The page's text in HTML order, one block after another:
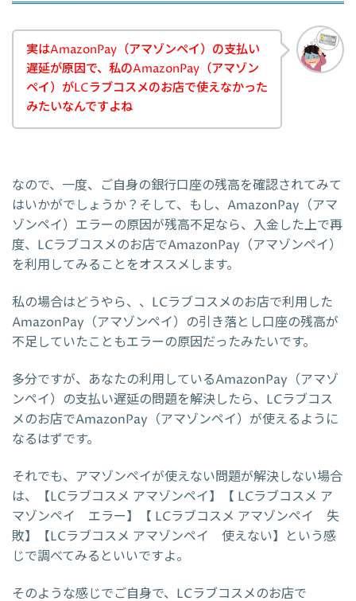
実はAmazonPay（アマゾンペイ）の支払い
遅延が原因で、私のAmazonPay（アマゾン
ペイ）がLCラブコスメのお店で使えなかった
みたいなんですよね
なので、一度、ご自身の銀行口座の残高を確認されてみて
はいかがでしょうか？そして、もし、AmazonPay（アマ
ゾンペイ）エラーの原因が残高不足なら、入金した上で再
度、LCラブコスメのお店でAmazonPay（アマゾンペイ）
を利用してみることをオススメします。
私の場合はどうやら、、LCラブコスメのお店で利用した
AmazonPay（アマゾンペイ）の引き落とし口座の残高が
不足していたこともエラーの原因だったみたいです。
多分ですが、あなたの利用しているAmazonPay（アマゾ
ンペイ）の支払い遅延の問題を解決したら、LCラブコス
メのお店でAmazonPay（アマゾンペイ）が使えるように
なるはずです。
それでも、アマゾンペイが使えない問題が解決しない場合
は、【LCラブコスメ アマゾンペイ】【 LCラブコスメ ア
マゾンペイ エラー】【 LCラブコスメ アマゾンペイ 失
敗】【LCラブコスメ アマゾンペイ 使えない】という感
じで調べてみるといいですよ。
そのような感じでご自身で、LCラブコスメのお店で